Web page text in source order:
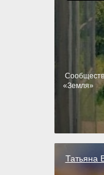
«Земля»
Татьяна